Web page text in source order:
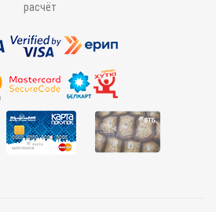
расчёт